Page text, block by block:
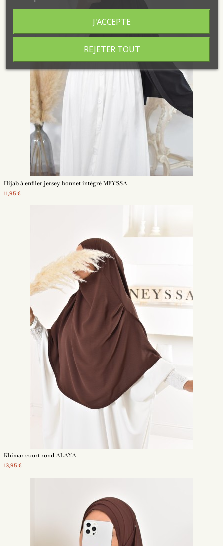
Hijab à enfiler jersey bonnet intégré MEYSSA
11,95 €
Khimar court rond ALAYA
13,95 €
REJETER TOUT
J'ACCEPTE